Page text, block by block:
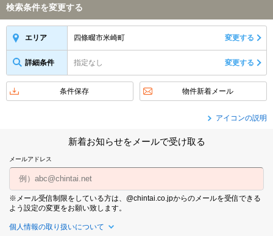
検索条件を変更する
エリア 四條畷市米崎町 変更する
詳細条件 指定なし 変更する
条件保存 物件新着メール
アイコンの説明
新着お知らせをメールで受け取る
メールアドレス
※メール受信制限をしている方は、@chintai.co.jpからのメールを受信できる
よう設定の変更をお願い致します。
個人情報の取り扱いについて